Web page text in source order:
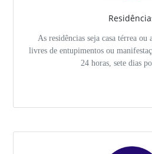
As residências seja casa térrea ou
livres de entupimentos ou
24 horas, sete dias